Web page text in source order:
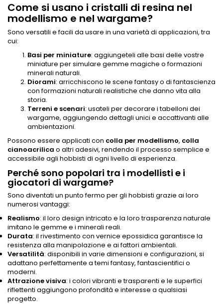
Come si usano i cristalli di resina nel
modellismo e nel wargame?
Sono versatili e facili da usare in una varietà di applicazioni, tra
cui:
Basi per miniature: aggiungeteli alle basi delle vostre
miniature per simulare gemme magiche o formazioni
minerali naturali.
Diorami: arricchiscono le scene fantasy o di fantascienza
con formazioni naturali realistiche che danno vita alla
storia.
Terreni e scenari: usateli per decorare i tabelloni dei
wargame, aggiungendo dettagli unici e accattivanti alle
ambientazioni.
Possono essere applicati con colla per modellismo, colla
cianoacrilica o altri adesivi, rendendo il processo semplice e
accessibile agli hobbisti di ogni livello di esperienza.
Perché sono popolari tra i modellisti e i
giocatori di wargame?
Sono diventati un punto fermo per gli hobbisti grazie ai loro
numerosi vantaggi:
Realismo: il loro design intricato e la loro trasparenza naturale
imitano le gemme e i minerali reali.
Durata: il rivestimento con vernice epossidica garantisce la
resistenza alla manipolazione e ai fattori ambientali.
Versatilità: disponibili in varie dimensioni e configurazioni, si
adattano perfettamente a temi fantasy, fantascientifici o
moderni.
Attrazione visiva: i colori vibranti e trasparenti e le superfici
riflettenti aggiungono profondità e interesse a qualsiasi
progetto.